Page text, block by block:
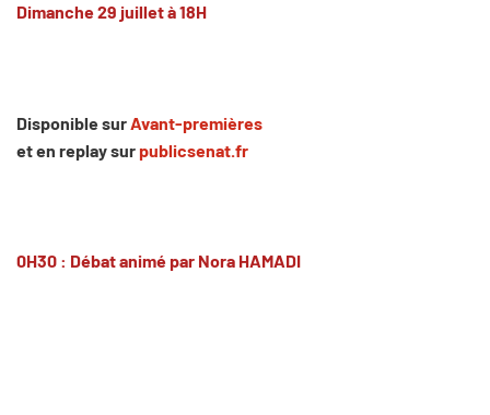
Dimanche 29 juillet à 18H
Disponible sur Avant-premières
et en replay surpublicsenat.fr
0H30 : Débat animé par Nora HAMADI